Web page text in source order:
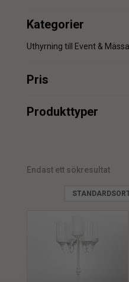
Kategorier
Uthyrning till Event &
Pris
min.
min.
Produkttyper
Endast ett sökresultat